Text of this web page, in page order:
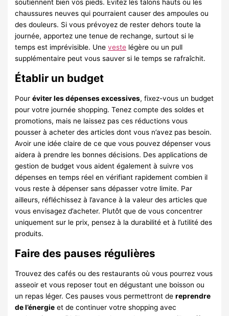
soutiennent bien vos pieds. Évitez les talons hauts ou les
chaussures neuves qui pourraient causer des ampoules ou
des douleurs. Si vous prévoyez de rester dehors toute la
journée, apportez une tenue de rechange, surtout si le
temps est imprévisible. Uneveste légère ou un pull
supplémentaire peut vous sauver si le temps se rafraîchit.
Établir un budget
Pouréviter les dépenses excessives, fixez-vous un budget
pour votre journée shopping. Tenez compte des soldes et
promotions, mais ne laissez pas ces réductions vous
pousser à acheter des articles dont vous n’avez pas besoin.
Avoir une idée claire de ce que vous pouvez dépenser vous
aidera à prendre les bonnes décisions. Des applications de
gestion de budget vous aident également à suivre vos
dépenses en temps réel en vérifiant rapidement combien il
vous reste à dépenser sans dépasser votre limite. Par
ailleurs, réfléchissez à l’avance à la valeur des articles que
vous envisagez d’acheter. Plutôt que de vous concentrer
uniquement sur le prix, pensez à la durabilité et à l’utilité des
produits.
Faire des pauses régulières
Trouvez des cafés ou des restaurants où vous pourrez vous
asseoir et vous reposer tout en dégustant une boisson ou
un repas léger. Ces pauses vous permettront dereprendre
de l’énergie et de continuer votre shopping avec